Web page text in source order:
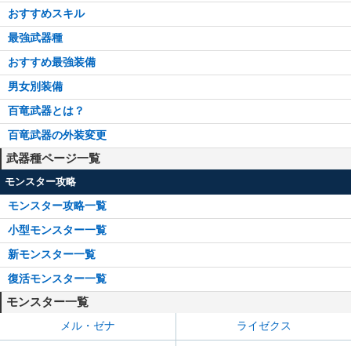
おすすめスキル
最強武器種
おすすめ最強装備
男女別装備
百竜武器とは？
百竜武器の外装変更
武器種ページ一覧
モンスター攻略
モンスター攻略一覧
小型モンスター一覧
新モンスター一覧
復活モンスター一覧
モンスター一覧
メル・ゼナ ライゼクス